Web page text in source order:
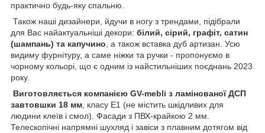
практично будь-яку спальню.
Також наші дизайнери, йдучи в ногу з трендами, підібрали
для Вас найактуальніші декори: білий, сірий, графіт, сатин
(шампань) та капучино, а також вставка дуб артизан. Усю
видиму фурнітуру, а саме ніжки та ручки - пропонуємо в
чорному кольорі, що є одним із найстильніших поєднань 2023
року.
Виготовляється компанією GV-mebli з ламінованої ДСП
завтовшки 18 мм, класу Е1 (не містить шкідливих для
людини клеїв і смол). Фасади з ПВХ-крайкою 2 мм.
Телескопічні напрямні шухляд і завіси з плавним дотягом від